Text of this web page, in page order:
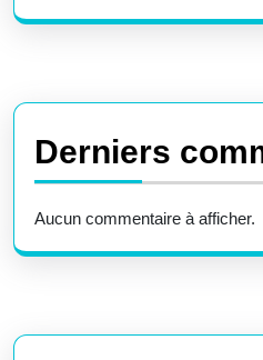
Derniers
Aucun commentaire à afficher.